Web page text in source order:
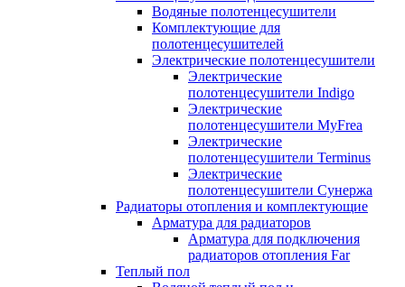
Водяные полотенцесушители
Комплектующие для
полотенцесушителей
Электрические полотенцесушители
Электрические
полотенцесушители Indigo
Электрические
полотенцесушители MyFrea
Электрические
полотенцесушители Terminus
Электрические
полотенцесушители Сунержа
Радиаторы отопления и комплектующие
Арматура для радиаторов
Арматура для подключения
радиаторов отопления Far
Теплый пол